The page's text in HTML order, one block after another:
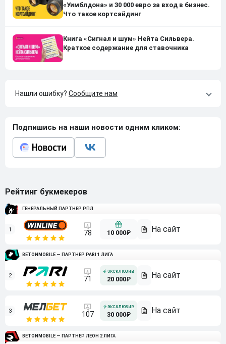
«Уимблдона» и 30 000 евро за вход в бизнес.
Что такое кортсайдинг
Книга «Сигнал и шум» Нейта Сильвера.
Краткое содержание для ставочника
Нашли ошибку? Сообщите нам
Подпишись на наши новости одним кликом:
Рейтинг букмекеров
ГЕНЕРАЛЬНЫЙ ПАРТНЕР РПЛ
1 78 10 000₽
BETONMOBILE — ПАРТНЕР PARI 1 ЛИГА
2 71 20 000₽
3 107 30 000₽
BETONMOBILE — ПАРТНЕР ЛЕОН 2 ЛИГА